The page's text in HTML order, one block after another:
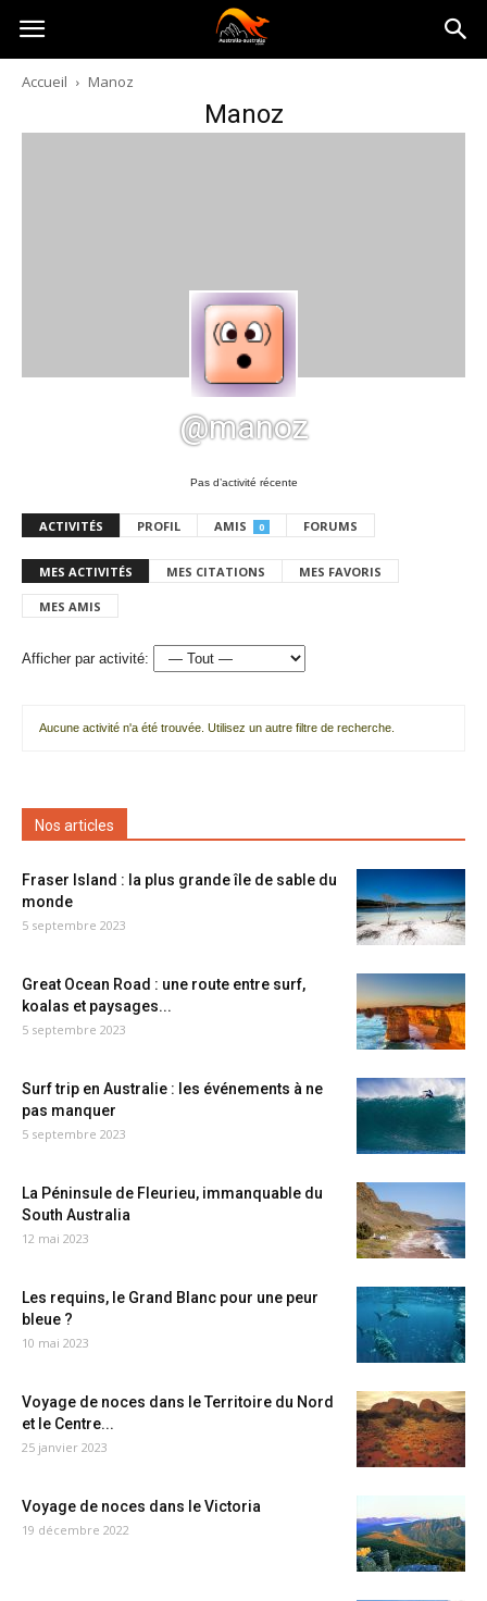
Australia-
australie.com
Accueil Manoz
Manoz
@manoz
Pas d’activité récente
ACTIVITÉS PROFIL AMIS 0 FORUMS
MES ACTIVITÉS MES CITATIONS MES FAVORIS
MES AMIS
Afficher par activité:
Aucune activité n'a été trouvée. Utilisez un autre filtre de recherche.
Nos articles
Fraser Island : la plus grande île de sable du
monde
5 septembre 2023
Great Ocean Road : une route entre surf,
koalas et paysages...
5 septembre 2023
Surf trip en Australie : les événements à ne
pas manquer
5 septembre 2023
La Péninsule de Fleurieu, immanquable du
South Australia
12 mai 2023
Les requins, le Grand Blanc pour une peur
bleue ?
10 mai 2023
Voyage de noces dans le Territoire du Nord
et le Centre...
25 janvier 2023
Voyage de noces dans le Victoria
19 décembre 2022